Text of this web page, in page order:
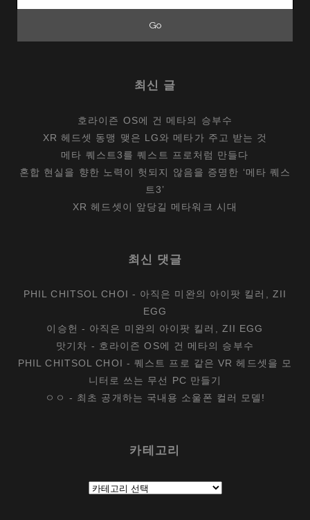
최신 글
호라이즌 OS에 건 메타의 승부수
XR 헤드셋 동맹 맺은 LG와 메타가 주고 받는 것
메타 퀘스트3를 퀘스트 프로처럼 만들다
혼합 현실을 향한 노력이 헛되지 않음을 증명한 ‘메타 퀘스
트3’
XR 헤드셋이 앞당길 메타워크 시대
최신 댓글
PHIL CHITSOL CHOI - 아직은 미완의 아이팟 킬러, ZII
EGG
이승헌 - 아직은 미완의 아이팟 킬러, ZII EGG
맛기차 - 호라이즌 OS에 건 메타의 승부수
PHIL CHITSOL CHOI -퀘스트 프로 같은 VR 헤드셋을 모
니터로 쓰는 무선 PC 만들기
ㅇㅇ - 최초 공개하는 국내용 소울폰 컬러 모델!
카테고리
테